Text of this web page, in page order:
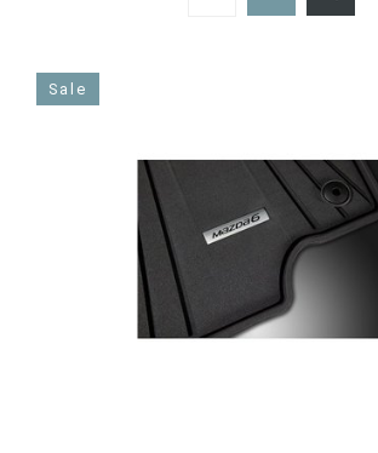
Sale